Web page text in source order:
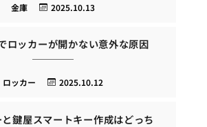
2025.10.13
金庫
ロッカーが開かない意外な原因
2025.10.12
ロッカー
鍵屋スマートキー作成はどっち